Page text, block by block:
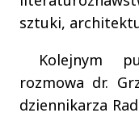
sztuki,
Kolejnym
rozmowa dr.
dziennikarza